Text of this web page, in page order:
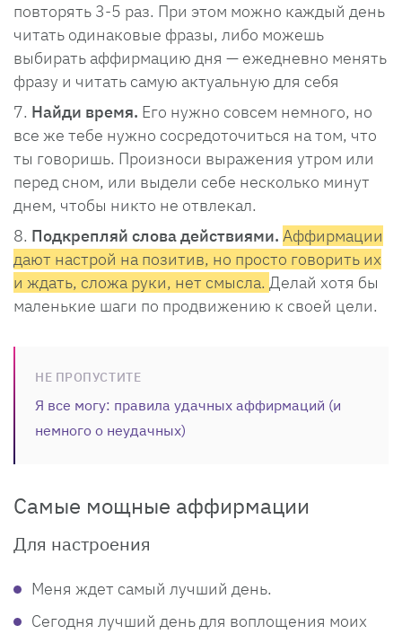
повторять 3-5 раз. При этом можно каждый день
читать одинаковые фразы, либо можешь
выбирать аффирмацию дня — ежедневно менять
фразу и читать самую актуальную для себя
Найди время. Его нужно совсем немного, но
все же тебе нужно сосредоточиться на том, что
ты говоришь. Произноси выражения утром или
перед сном, или выдели себе несколько минут
днем, чтобы никто не отвлекал.
Подкрепляй слова действиями. Аффирмации
дают настрой на позитив, но просто говорить их
и ждать, сложа руки, нет смысла. Делай хотя бы
маленькие шаги по продвижению к своей цели.
НЕ ПРОПУСТИТЕ
Я все могу: правила удачных аффирмаций (и
немного о неудачных)
Самые мощные аффирмации
Для настроения
Меня ждет самый лучший день.
Сегодня лучший день для воплощения моих